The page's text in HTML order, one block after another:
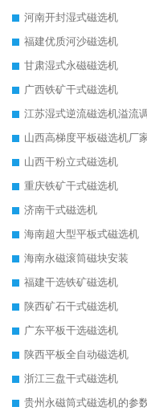
河南开封湿式磁选机
福建优质河沙磁选机
甘肃湿式永磁磁选机
广西铁矿干式磁选机
江苏湿式逆流磁选机溢流
山西高梯度平板磁选机厂
山西干粉立式磁选机
重庆铁矿干式磁选机
济南干式磁选机
海南超大型平板式磁选机
海南永磁滚筒磁块安装
福建干选铁矿磁选机
陕西矿石干式磁选机
广东平板干选磁选机
陕西平板全自动磁选机
浙江三盘干式磁选机
贵州永磁筒式磁选机的参